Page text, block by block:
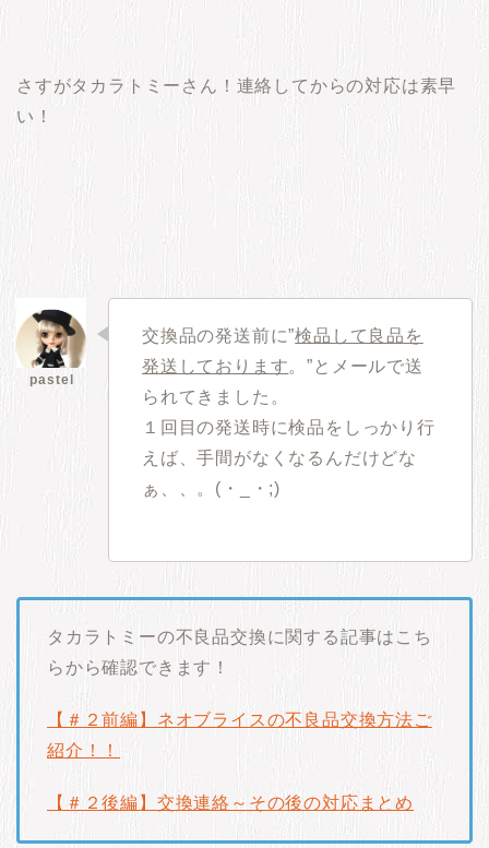
さすがタカラトミーさん！連絡してからの対応は素早
い！
交換品の発送前に”検品して良品を
発送しております。”とメールで送
られてきました。
１回目の発送時に検品をしっかり行
えば、手間がなくなるんだけどな
ぁ、、。(・_・;)
タカラトミーの不良品交換に関する記事はこち
らから確認できます！
【＃２前編】ネオブライスの不良品交換方法ご
紹介！！
【＃２後編】交換連絡～その後の対応まとめ